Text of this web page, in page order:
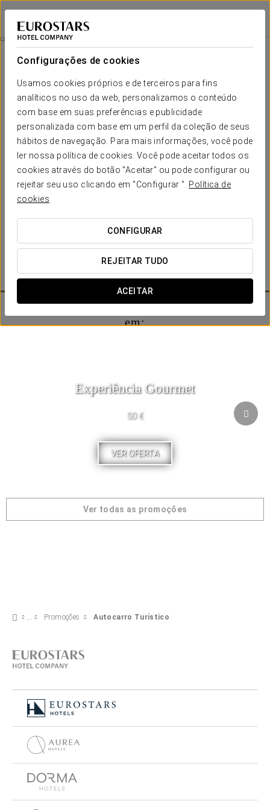
Configurações de cookies
Usamos cookies próprios e de terceiros para fins
analíticos no uso da web, personalizamos o conteúdo
com base em suas preferências e publicidade
personalizada com base em um perfil da coleção de seus
hábitos de navegação. Para mais informações, você pode
ler nossa política de cookies. Você pode aceitar todos os
cookies através do botão "Aceitar" ou pode configurar ou
rejeitar seu uso clicando em "Configurar ". Política de
cookies
CONFIGURAR
REJEITAR TUDO
ACEITAR
Eurostars Porto Centro
PORTO
Autocarro Turístico
28€
Autocarro Turístico
Oferecemos-lhe a oportunidade de conhecer o Porto de
uma forma diferente. Desfrute de um percurso de autocarro
turístico que lhe permitirá descobrir todos os segredos da
segunda maior cidade de Portugal.
Os nossos clientes também estão interessados
em:
Experiência Gourmet
50 €
VER OFERTA
Ver todas as promoções
Promoções Autocarro Turístico